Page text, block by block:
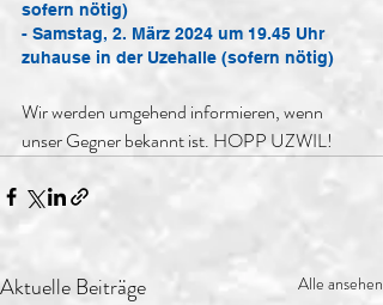
sofern nötig)
- Samstag, 2. März 2024 um 19.45 Uhr
zuhause in der Uzehalle (sofern nötig)
Wir werden umgehend informieren, wenn
unser Gegner bekannt ist. HOPP UZWIL!
Aktuelle Beiträge Alle ansehen